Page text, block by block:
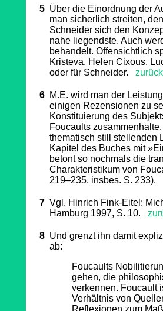
5 Über die Einordnung der
man sicherlich streiten,
Schneider sich den
nahe liegendste. Auch
behandelt. Offensichtlich
Kristeva, Helen Cixous,
oder für Schneider. zurück
6 M.E. wird man der
einigen Rezensionen zu
Konstituierung des
Foucaults
thematisch still stellenden
Kapitel des Buches mit
betont so nochmals die
Charakteristikum von
219–235, insbes. S. 233).
7 Vgl. Hinrich Fink-Eitel:
Hamburg 1997, S. 10.
8 Und grenzt ihn damit
ab:
Foucaults
gehen, die
verkennen. Foucault
Verhältnis von
Reflexionen zum